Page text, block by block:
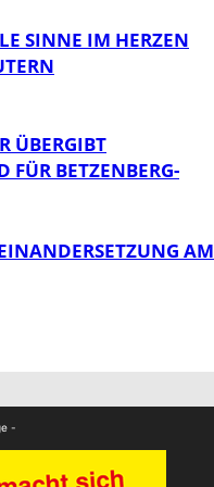
SINNE IM HERZEN
ÜBERGIBT
FÜR BETZENBERG-
AM
-